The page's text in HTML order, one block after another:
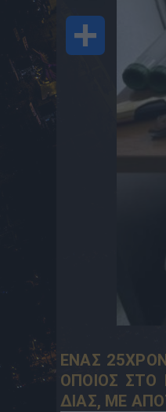
ΕΝΑΣ
ΟΠΟΙΟΣ ΣΤΟ
ΔΙΑΣ, ΜΕ